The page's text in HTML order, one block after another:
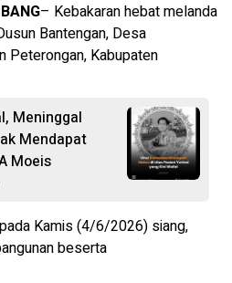
– Kebakaran hebat melanda
Bantengan, Desa
Peterongan, Kabupaten
Meninggal
Mendapat
Moeis
Kamis (4/6/2026) siang,
beserta